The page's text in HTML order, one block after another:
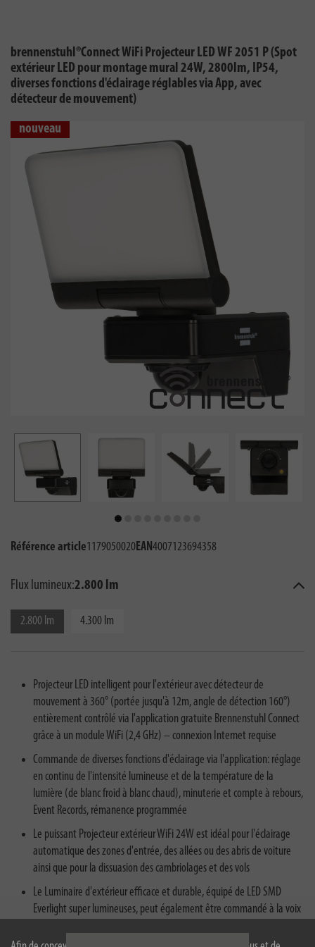
brennenstuhl®Connect WiFi Projecteur LED WF 2051 P (Spot
extérieur LED pour montage mural 24W, 2800lm, IP54,
diverses fonctions d'éclairage réglables via App, avec
détecteur de mouvement)
nouveau
Référence article1179050020EAN4007123694358
Flux lumineux:2.800 lm
2.800 lm 4.300 lm
Projecteur LED intelligent pour l'extérieur avec détecteur de
mouvement à 360° (portée jusqu'à 12m, angle de détection 160°)
entièrement contrôlé via l'application gratuite Brennenstuhl Connect
grâce à un module WiFi (2,4 GHz) – connexion Internet requise
Commande de diverses fonctions d'éclairage via l'application: réglage
en continu de l'intensité lumineuse et de la température de la
lumière (de blanc froid à blanc chaud), minuterie et compte à rebours,
Event Records, rémanence programmée
Le puissant Projecteur extérieur WiFi 24W est idéal pour l'éclairage
automatique des zones d'entrée, des allées ou des abris de voiture
ainsi que pour la dissuasion des cambriolages et des vols
Le Luminaire d'extérieur efficace et durable, équipé de LED SMD
Everlight super lumineuses, peut également être commandé à la voix
Assistant